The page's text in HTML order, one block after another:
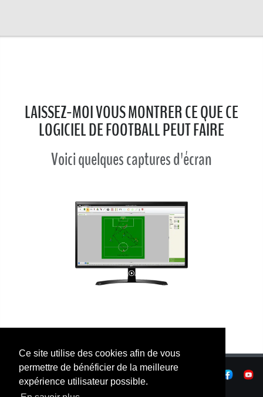
Ce site utilise des cookies afin de vous
permettre de bénéficier de la meilleure
expérience utilisateur possible.
LAISSEZ-MOI VOUS MONTRER CE QUE CE
LOGICIEL DE FOOTBALL PEUT FAIRE
Voici quelques captures d'écran
|Confidentialité|Conditions d'utilisaton
|© OSTJE 2026